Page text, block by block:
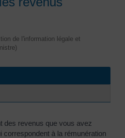
de l'information légale et
des revenus que vous avez
correspondent à la rémunération